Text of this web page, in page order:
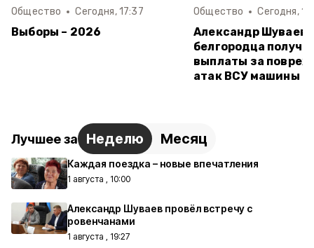
Общество Сегодня, 17:37
Выборы – 2026
Общество Сегодня,
Александр Шуваев:
белгородца
выплаты за
атак ВСУ машины
Лучшее за Неделю Месяц
Каждая поездка – новые впечатления
1 августа , 10:00
Александр Шуваев провёл встречу с
ровенчанами
1 августа , 19:27